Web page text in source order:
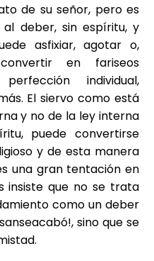
de su señor, pero es
deber, sin espíritu, y
asfixiar, agotar o,
en fariseos
individual,
El siervo como está
y no de la ley interna
puede convertirse
y de esta manera
una gran tentación en
insiste que no se trata
como un deber
sino que se